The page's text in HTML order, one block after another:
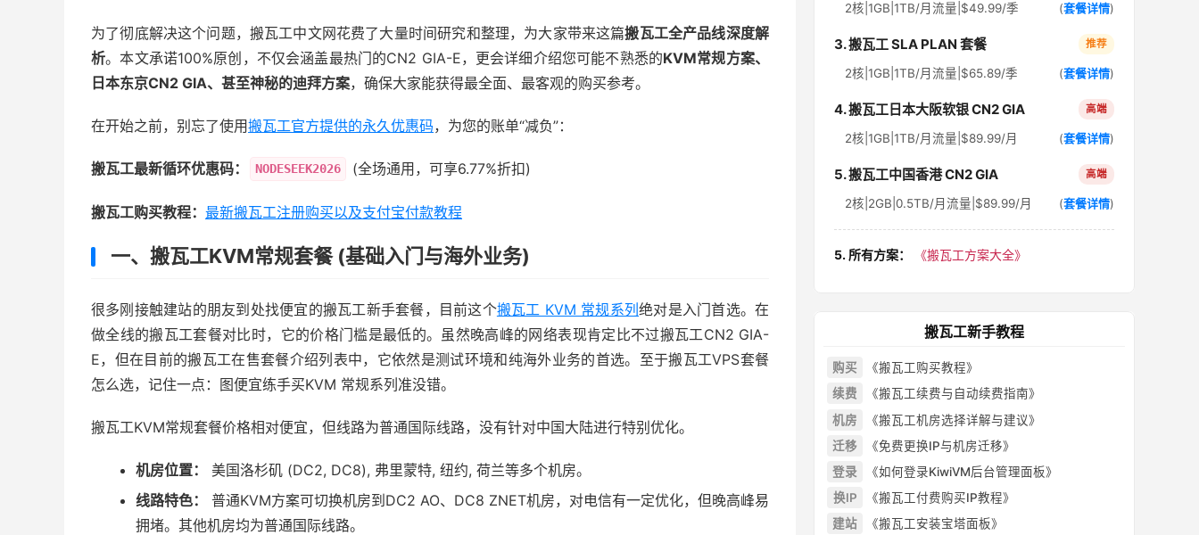
为了彻底解决这个问题，搬瓦工中文网花费了大量时间研究和整理，为大家带来这篇搬瓦工全产品线深度解
析。本文承诺100%原创，不仅会涵盖最热门的CN2 GIA-E，更会详细介绍您可能不熟悉的KVM常规方案、
日本东京CN2 GIA、甚至神秘的迪拜方案，确保大家能获得最全面、最客观的购买参考。
在开始之前，别忘了使用搬瓦工官方提供的永久优惠码，为您的账单“减负”：
搬瓦工最新循环优惠码： NODESEEK2026 (全场通用，可享6.77%折扣)
搬瓦工购买教程： 最新搬瓦工注册购买以及支付宝付款教程
一、搬瓦工KVM常规套餐 (基础入门与海外业务)
很多刚接触建站的朋友到处找便宜的搬瓦工新手套餐，目前这个搬瓦工 KVM 常规系列绝对是入门首选。在
做全线的搬瓦工套餐对比时，它的价格门槛是最低的。虽然晚高峰的网络表现肯定比不过搬瓦工CN2 GIA-
E，但在目前的搬瓦工在售套餐介绍列表中，它依然是测试环境和纯海外业务的首选。至于搬瓦工VPS套餐
怎么选，记住一点：图便宜练手买KVM 常规系列准没错。
搬瓦工KVM常规套餐价格相对便宜，但线路为普通国际线路，没有针对中国大陆进行特别优化。
机房位置：
美国洛杉矶 (DC2, DC8), 弗里蒙特, 纽约, 荷兰等多个机房。
线路特色：
普通KVM方案可切换机房到DC2 AO、DC8 ZNET机房，对电信有一定优化，但晚高峰易
拥堵。其他机房均为普通国际线路。
2核|1GB|1TB/月流量|$49.99/季 (套餐详情)
3. 搬瓦工 SLA PLAN 套餐 推荐
2核|1GB|1TB/月流量|$65.89/季 (套餐详情)
4. 搬瓦工日本大阪软银 CN2 GIA 高端
2核|1GB|1TB/月流量|$89.99/月 (套餐详情)
5. 搬瓦工中国香港 CN2 GIA 高端
2核|2GB|0.5TB/月流量|$89.99/月 (套餐详情)
5. 所有方案： 《搬瓦工方案大全》
搬瓦工新手教程
购买
《搬瓦工购买教程》
续费
《搬瓦工续费与自动续费指南》
机房
《搬瓦工机房选择详解与建议》
迁移
《免费更换IP与机房迁移》
登录
《如何登录KiwiVM后台管理面板》
换IP
《搬瓦工付费购买IP教程》
建站
《搬瓦工安装宝塔面板》